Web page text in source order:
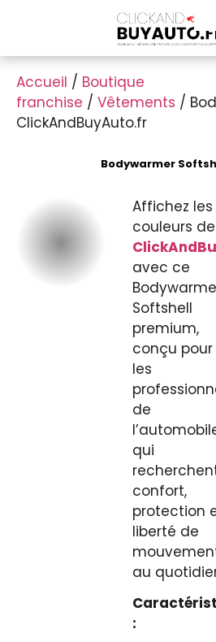
Accueil / Boutique
franchise / Vêtements /
ClickAndBuyAuto.fr
Bodywarmer
Affichez les
couleurs de
avec ce
Softshell
premium,
conçu pour
les
de
qui
confort,
protection
liberté de
au
: